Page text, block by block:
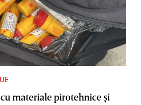
materiale pirotehnice şi